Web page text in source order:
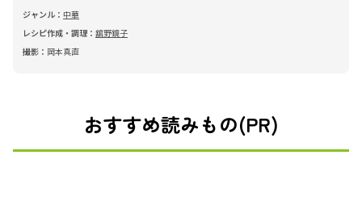
ジャンル： 中華
レシピ作成・調理： 舘野鏡子
撮影： 岡本真直
おすすめ読みもの(PR)